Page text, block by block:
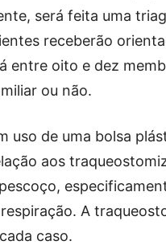
será feita uma
receberão
entre oito e dez
ou não.
uso de uma bolsa
aos
A
caso.